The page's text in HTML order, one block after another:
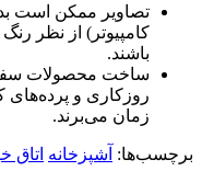
ممکن است بدلیل
می‌برند.
آشپزخانه اتاق خواب